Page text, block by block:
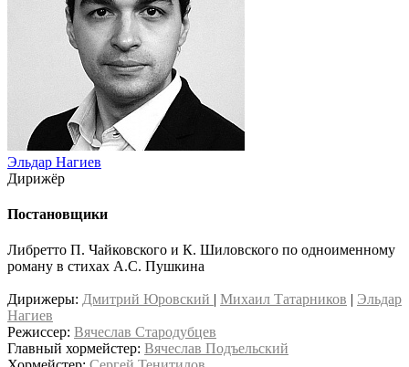
Эльдар Нагиев
Дирижёр
Постановщики
Либретто П. Чайковского и К. Шиловского по одноименному
роману в стихах А.С. Пушкина
Дирижеры: Дмитрий Юровский | Михаил Татарников | Эльдар
Нагиев
Режиссер: Вячеслав Стародубцев
Главный хормейстер: Вячеслав Подъельский